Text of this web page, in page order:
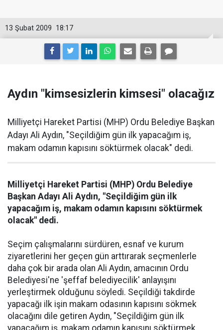
18:17
13 Şubat 2009
Aydın "kimsesizlerin kimsesi" olacağız
Milliyetçi Hareket Partisi (MHP) Ordu Belediye Başkan
Adayı Ali Aydın, "Seçildiğim gün ilk yapacağım iş,
makam odamın kapısını söktürmek olacak" dedi.
Milliyetçi Hareket Partisi (MHP) Ordu Belediye
Başkan Adayı Ali Aydın, "Seçildiğim gün ilk
yapacağım iş, makam odamın kapısını söktürmek
olacak" dedi.
Seçim çalışmalarını sürdüren, esnaf ve kurum
ziyaretlerini her geçen gün arttırarak seçmenlerle
daha çok bir arada olan Ali Aydın, amacının Ordu
Belediyesi'ne 'şeffaf belediyecilik' anlayışını
yerleştirmek olduğunu söyledi. Seçildiği takdirde
yapacağı ilk işin makam odasının kapısını sökmek
olacağını dile getiren Aydın, "Seçildiğim gün ilk
yapacağım iş, makam odamın kapısını söktürmek